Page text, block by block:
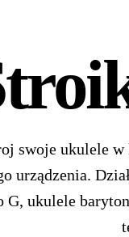
swoje ukulele
urządzenia.
G, ukulele